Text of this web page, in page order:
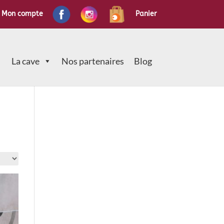
Mon compte Panier
La cave Nos partenaires Blog